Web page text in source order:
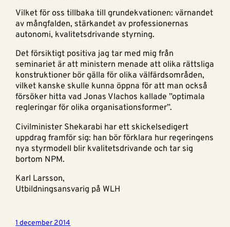
Vilket för oss tillbaka till grundekvationen: värnandet
av mångfalden, stärkandet av professionernas
autonomi, kvalitetsdrivande styrning.
Det försiktigt positiva jag tar med mig från
seminariet är att ministern menade att olika rättsliga
konstruktioner bör gälla för olika välfärdsområden,
vilket kanske skulle kunna öppna för att man också
försöker hitta vad Jonas Vlachos kallade ”optimala
regleringar för olika organisationsformer”.
Civilminister Shekarabi har ett skickelsedigert
uppdrag framför sig: han bör förklara hur regeringens
nya styrmodell blir kvalitetsdrivande och tar sig
bortom NPM.
Karl Larsson,
Utbildningsansvarig på WLH
1 december 2014